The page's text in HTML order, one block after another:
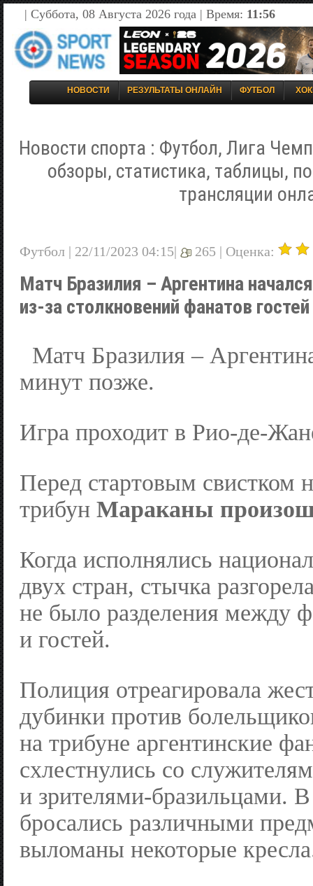
| Суббота, 08 Августа 2026 года | Время: 11:56
НОВОСТИ РЕЗУЛЬТАТЫ ОНЛАЙН ФУТБОЛ
Новости спорта : Футбол, Лига
обзоры, статистика, таблицы,
трансляции
Футбол | 22/11/2023 04:15| 265 | Оценка:
Матч Бразилия – Аргентина
из-за столкновений фанатов
Матч Бразилия –
минут позже.
Игра проходит в Рио-де-
Перед стартовым свистком
трибун Мараканы
Когда исполнялись
двух стран, стычка
не было разделения между
и гостей.
Полиция отреагировала
дубинки против
на трибуне аргентинские
схлестнулись со
и зрителями-бразильцами.
бросались различными
выломаны некоторые